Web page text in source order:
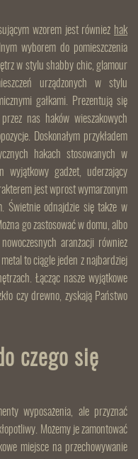
wzorem jest również hak
wyborem do pomieszczenia
w stylu shabby chic, glamour
urządzonych w stylu
gałkami. Prezentują się
nas haków wieszakowych
Doskonałym przykładem
hakach stosowanych w
wyjątkowy gadżet, uderzający
jest wprost wymarzonym
Świetnie odnajdzie się także w
go zastosować w domu, albo
aranżacji również
to ciągle jeden z najbardziej
Łącząc nasze wyjątkowe
czy drewno, zyskają Państwo
czego się
wyposażenia, ale przyznać
Możemy je zamontować
miejsce na przechowywanie